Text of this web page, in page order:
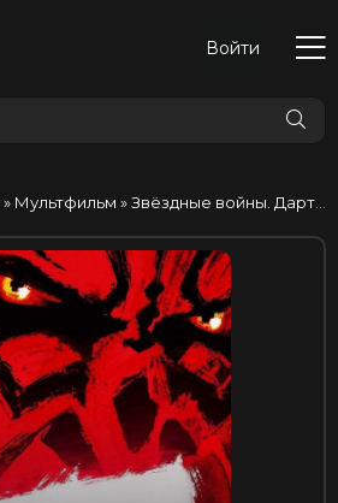
Войти
» Мультфильм » Звёздные войны. Дарт Мол: Повелитель теней